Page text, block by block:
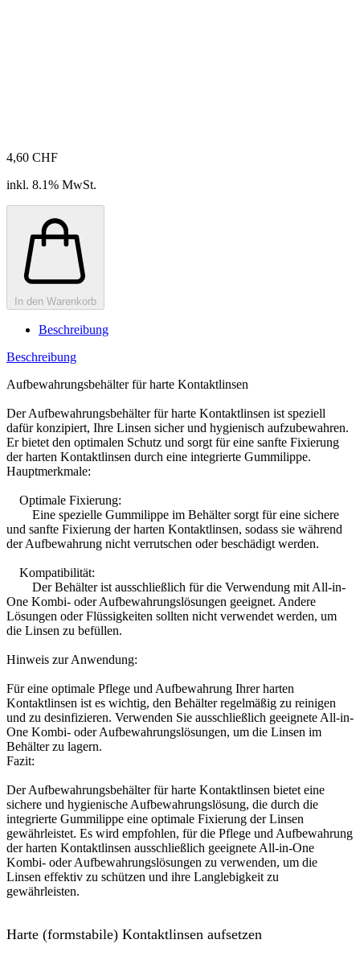
4,60 CHF
inkl. 8.1% MwSt.
In den Warenkorb
Beschreibung
Beschreibung
Aufbewahrungsbehälter für harte Kontaktlinsen
Der Aufbewahrungsbehälter für harte Kontaktlinsen ist speziell
dafür konzipiert, Ihre Linsen sicher und hygienisch aufzubewahren.
Er bietet den optimalen Schutz und sorgt für eine sanfte Fixierung
der harten Kontaktlinsen durch eine integrierte Gummilippe.
Hauptmerkmale:
Optimale Fixierung:
Eine spezielle Gummilippe im Behälter sorgt für eine sichere
und sanfte Fixierung der harten Kontaktlinsen, sodass sie während
der Aufbewahrung nicht verrutschen oder beschädigt werden.
Kompatibilität:
Der Behälter ist ausschließlich für die Verwendung mit All-in-
One Kombi- oder Aufbewahrungslösungen geeignet. Andere
Lösungen oder Flüssigkeiten sollten nicht verwendet werden, um
die Linsen zu befüllen.
Hinweis zur Anwendung:
Für eine optimale Pflege und Aufbewahrung Ihrer harten
Kontaktlinsen ist es wichtig, den Behälter regelmäßig zu reinigen
und zu desinfizieren. Verwenden Sie ausschließlich geeignete All-in-
One Kombi- oder Aufbewahrungslösungen, um die Linsen im
Behälter zu lagern.
Fazit:
Der Aufbewahrungsbehälter für harte Kontaktlinsen bietet eine
sichere und hygienische Aufbewahrungslösung, die durch die
integrierte Gummilippe eine optimale Fixierung der Linsen
gewährleistet. Es wird empfohlen, für die Pflege und Aufbewahrung
der harten Kontaktlinsen ausschließlich geeignete All-in-One
Kombi- oder Aufbewahrungslösungen zu verwenden, um die
Linsen effektiv zu schützen und ihre Langlebigkeit zu
gewährleisten.
Harte (formstabile) Kontaktlinsen aufsetzen